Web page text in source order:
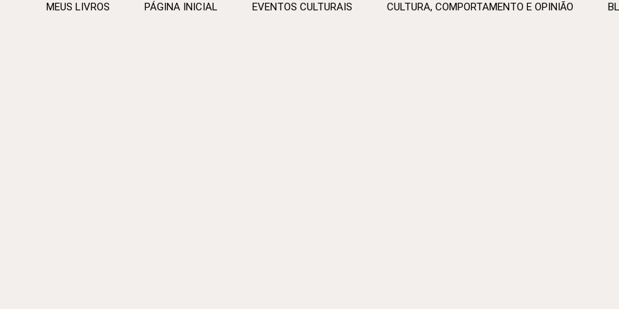
MEUS LIVROS PÁGINA INICIAL EVENTOS CULTURAIS CULTURA, COMPORTAMENTO E OPINIÃO